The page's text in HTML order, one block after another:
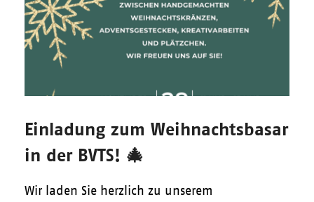
Einladung zum Weihnachtsbasar
in der BVTS! 🎄
Wir laden Sie herzlich zu unserem